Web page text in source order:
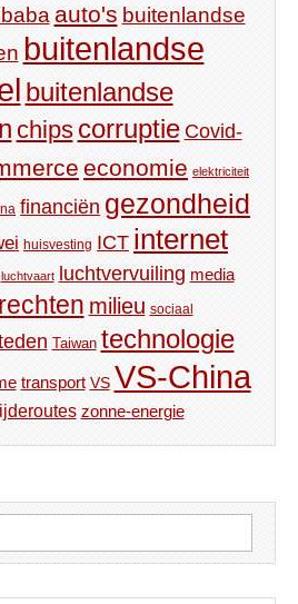
auto's buitenlandse
buitenlandse
buitenlandse
chips corruptie Covid-
economie elektriciteit
financiën gezondheid
huisvesting ICT internet
luchtvaart luchtvervuiling media
milieu sociaal
Taiwan technologie
transport VS VS-China
zonne-energie